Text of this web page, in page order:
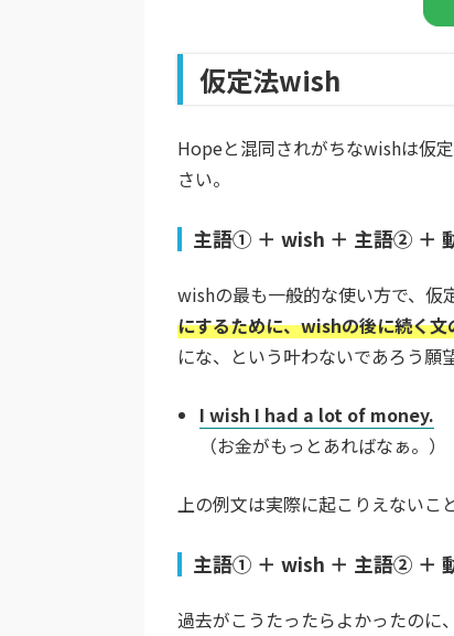
仮定法wish
Hopeと混同されがちなwishは仮
さい。
主語① ＋ wish ＋ 主語② ＋
wishの最も一般的な使い方で、仮
にするために、wishの後に続く
にな、という叶わないであろう願
I wish I had a lot of money.
（お金がもっとあればなぁ。）
上の例文は実際に起こりえないこ
主語① ＋ wish ＋ 主語② ＋
過去がこうたったらよかったのに